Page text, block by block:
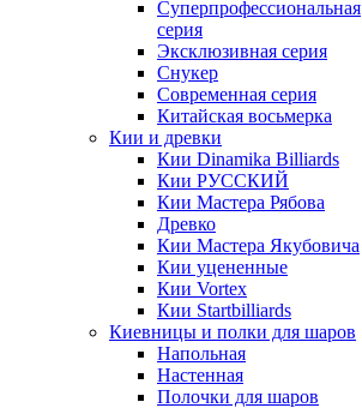
Суперпрофессиональная
серия
Эксклюзивная серия
Снукер
Современная серия
Китайская восьмерка
Кии и древки
Кии Dinamika Billiards
Кии РУССКИЙ
Кии Мастера Рябова
Древко
Кии Мастера Якубовича
Кии уцененные
Кии Vortex
Кии Startbilliards
Киевницы и полки для шаров
Напольная
Настенная
Полочки для шаров